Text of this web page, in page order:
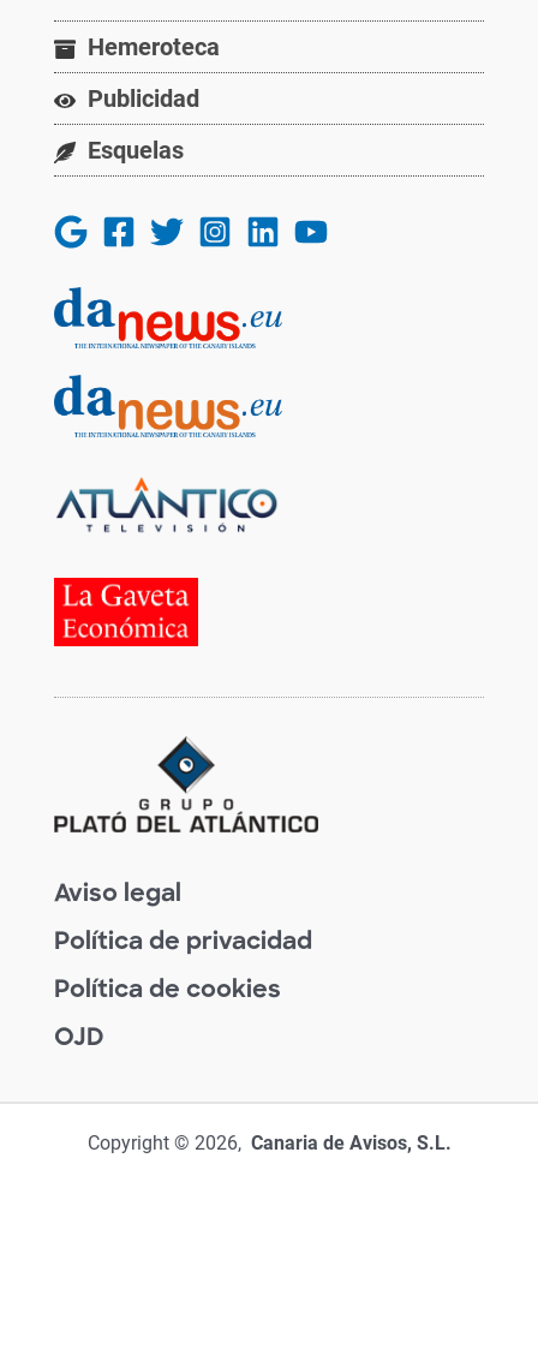
Hemeroteca
Publicidad
Esquelas
Aviso legal
Política de privacidad
Política de cookies
OJD
Copyright © 2026, Canaria de Avisos, S.L.